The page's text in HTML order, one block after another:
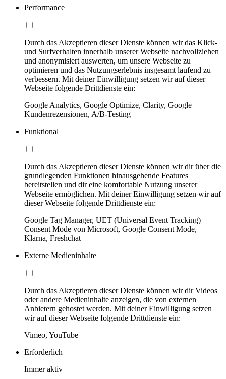
Performance
Durch das Akzeptieren dieser Dienste können wir das Klick-
und Surfverhalten innerhalb unserer Webseite nachvollziehen
und anonymisiert auswerten, um unsere Webseite zu
optimieren und das Nutzungserlebnis insgesamt laufend zu
verbessern. Mit deiner Einwilligung setzen wir auf dieser
Webseite folgende Drittdienste ein:
Google Analytics, Google Optimize, Clarity, Google
Kundenrezensionen, A/B-Testing
Funktional
Durch das Akzeptieren dieser Dienste können wir dir über die
grundlegenden Funktionen hinausgehende Features
bereitstellen und dir eine komfortable Nutzung unserer
Webseite ermöglichen. Mit deiner Einwilligung setzen wir auf
dieser Webseite folgende Drittdienste ein:
Google Tag Manager, UET (Universal Event Tracking)
Consent Mode von Microsoft, Google Consent Mode,
Klarna, Freshchat
Externe Medieninhalte
Durch das Akzeptieren dieser Dienste können wir dir Videos
oder andere Medieninhalte anzeigen, die von externen
Anbietern gehostet werden. Mit deiner Einwilligung setzen
wir auf dieser Webseite folgende Drittdienste ein:
Vimeo, YouTube
Erforderlich
Immer aktiv